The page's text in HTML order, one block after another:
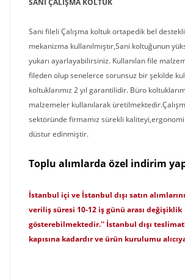
SANİ ÇALIŞMA KOLTUK
Sani fileli Çalışma koltuk ortapedik bel
mekanizma kullanılmıştır,Sani koltuğunun
yukarı ayarlayabilirsiniz. Kullanılan file
fileden olup senelerce sorunsuz bir şekilde
koltuklarımız 2 yıl garantilidir. Büro
malzemeler kullanılarak
sektöründe firmamız sürekli
düstur edinmiştir.
Toplu alımlarda özel indirim
İstanbul içi ve İstanbul dışı satın
veriliş süresi 10-12 iş günü arası değişiklik
gösterebilmektedir.'' İstanbul dışı
kapısına kadardır ve ürün kurulumu